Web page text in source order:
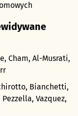
Cham, Al-Musrati,
Bianchetti,
Vazquez,